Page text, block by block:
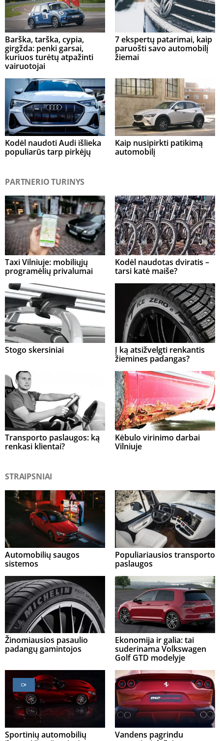
Barška, tarška, cypia,
girgžda: penki garsai,
kuriuos turėtų atpažinti
vairuotojai
7 ekspertų patarimai, kaip
paruošti savo automobilį
žiemai
Kodėl naudoti Audi išlieka
populiarūs tarp pirkėjų
Kaip nusipirkti patikimą
automobilį
PARTNERIO TURINYS
Taxi Vilniuje: mobiliųjų
programėlių privalumai
Kodėl naudotas dviratis –
tarsi katė maiše?
Stogo skersiniai
Į ką atsižvelgti renkantis
žiemines padangas?
Transporto paslaugos: ką
renkasi klientai?
Kėbulo virinimo darbai
Vilniuje
STRAIPSNIAI
Automobilių saugos
sistemos
Populiariausios transporto
paslaugos
Žinomiausios pasaulio
padangų gamintojos
Ekonomija ir galia: tai
suderinama Volkswagen
Golf GTD modelyje
Sportinių automobilių
Vandens pagrindu